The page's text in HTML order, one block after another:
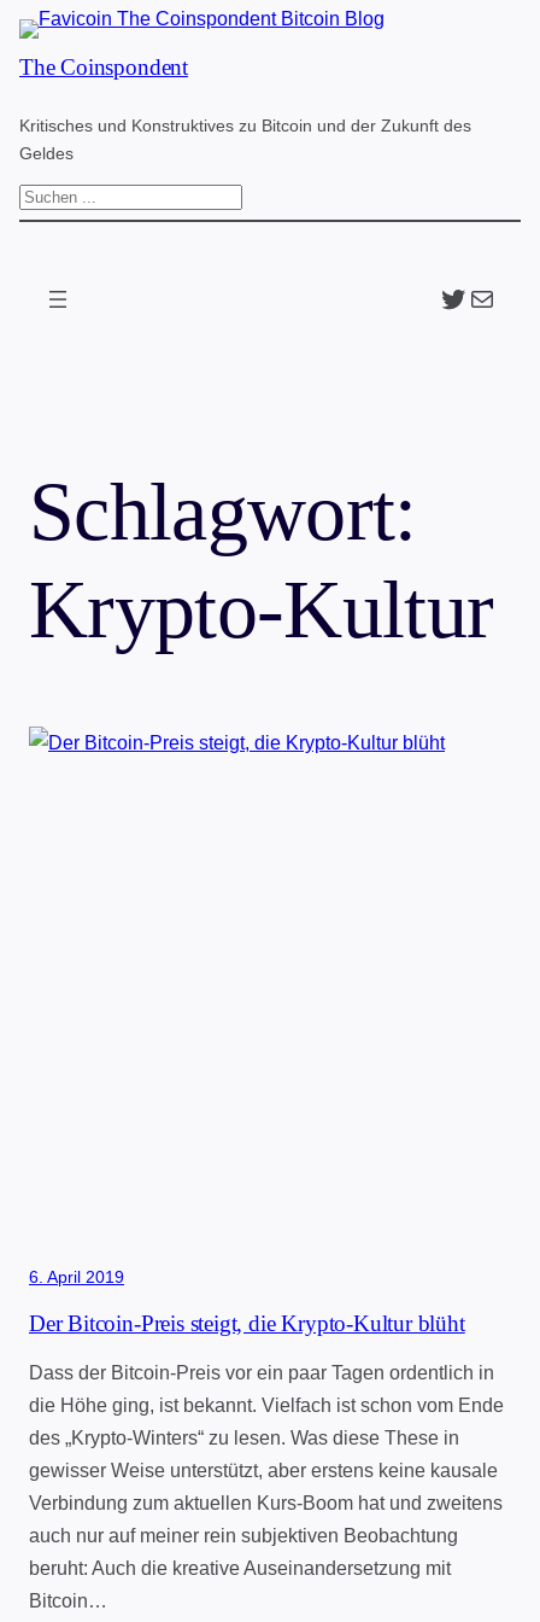
Zum
Inhalt
The Coinspondent
Kritisches und Konstruktives zu Bitcoin und der Zukunft des
Geldes
S
Twitter
The
Schlagwort:
Krypto-Kultur
6. April 2019
Der Bitcoin-Preis steigt, die Krypto-Kultur blüht
Dass der Bitcoin-Preis vor ein paar Tagen ordentlich in
die Höhe ging, ist bekannt. Vielfach ist schon vom Ende
des „Krypto-Winters“ zu lesen. Was diese These in
gewisser Weise unterstützt, aber erstens keine kausale
Verbindung zum aktuellen Kurs-Boom hat und zweitens
auch nur auf meiner rein subjektiven Beobachtung
beruht: Auch die kreative Auseinandersetzung mit
Bitcoin…